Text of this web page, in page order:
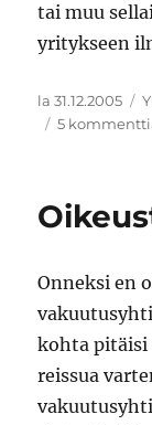
tai muu
yritykseen
Julkaistu
la 31.12.2005
5
Onneksi en
kohta pitäisi
reissua